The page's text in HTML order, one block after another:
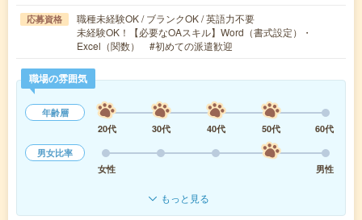
応募資格
職種未経験OK / ブランクOK / 英語力不要
未経験OK！【必要なOAスキル】Word（書式設定）・
Excel（関数） #初めての派遣歓迎
職場の雰囲気
年齢層
20代
30代 40代 50代
60代
男女比率
女性
男性
もっと見る